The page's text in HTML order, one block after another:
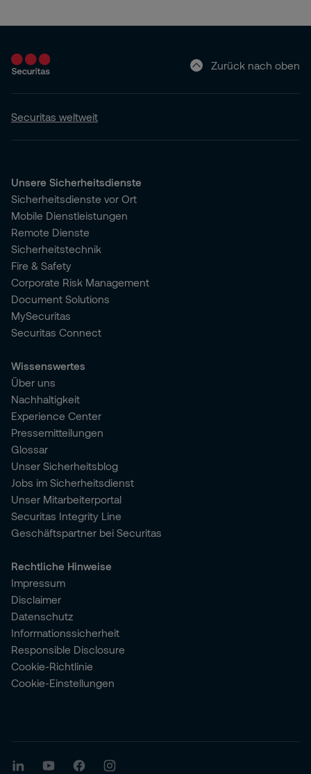
Zurück nach oben
Securitas weltweit
Unsere Sicherheitsdienste
Sicherheitsdienste vor Ort
Mobile Dienstleistungen
Remote Dienste
Sicherheitstechnik
Fire & Safety
Corporate Risk Management
Document Solutions
MySecuritas
Securitas Connect
Wissenswertes
Über uns
Nachhaltigkeit
Experience Center
Pressemitteilungen
Glossar
Unser Sicherheitsblog
Jobs im Sicherheitsdienst
Unser Mitarbeiterportal
Securitas Integrity Line
Geschäftspartner bei Securitas
Rechtliche Hinweise
Impressum
Disclaimer
Datenschutz
Informationssicherheit
Responsible Disclosure
Cookie-Richtlinie
Cookie-Einstellungen